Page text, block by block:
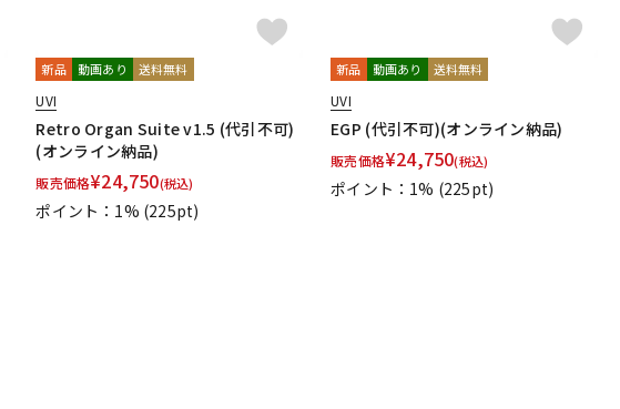
新品 動画あり 送料無料
UVI
Retro Organ Suite v1.5 (代引不可)
(オンライン納品)
販売価格¥24,750(税込)
ポイント：1% (225pt)
新品 動画あり 送料無料
UVI
EGP (代引不可)(オンライン納品)
販売価格¥24,750(税込)
ポイント：1% (225pt)